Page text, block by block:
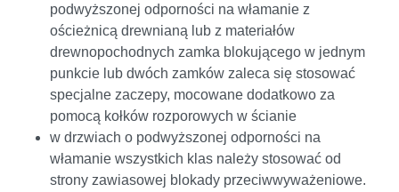
podwyższonej odporności na włamanie z
ościeżnicą drewnianą lub z materiałów
drewnopochodnych zamka blokującego w jednym
punkcie lub dwóch zamków zaleca się stosować
specjalne zaczepy, mocowane dodatkowo za
pomocą kołków rozporowych w ścianie
w drzwiach o podwyższonej odporności na
włamanie wszystkich klas należy stosować od
strony zawiasowej blokady przeciwwyważeniowe.